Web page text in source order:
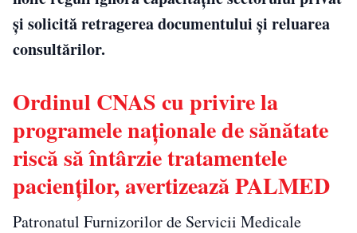
și solicită retragerea documentului și reluarea
consultărilor.
Ordinul CNAS cu privire la
programele naţionale de sănătate
riscă să întârzie tratamentele
pacienţilor, avertizează PALMED
Patronatul Furnizorilor de Servicii Medicale